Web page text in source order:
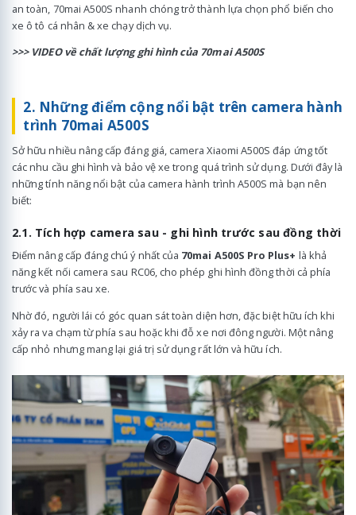
an toàn, 70mai A500S nhanh chóng trở thành lựa chọn phổ biến cho
xe ô tô cá nhân & xe chạy dịch vụ.
>>> VIDEO về chất lượng ghi hình của 70mai A500S
2. Những điểm cộng nổi bật trên camera hành
trình 70mai A500S
Sở hữu nhiều nâng cấp đáng giá, camera Xiaomi A500S đáp ứng tốt
các nhu cầu ghi hình và bảo vệ xe trong quá trình sử dụng. Dưới đây là
những tính năng nổi bật của camera hành trình A500S mà bạn nên
biết:
2.1. Tích hợp camera sau - ghi hình trước sau đồng thời
Điểm nâng cấp đáng chú ý nhất của 70mai A500S Pro Plus+ là khả
năng kết nối camera sau RC06, cho phép ghi hình đồng thời cả phía
trước và phía sau xe.
Nhờ đó, người lái có góc quan sát toàn diện hơn, đặc biệt hữu ích khi
xảy ra va chạm từ phía sau hoặc khi đỗ xe nơi đông người. Một nâng
cấp nhỏ nhưng mang lại giá trị sử dụng rất lớn và hữu ích.